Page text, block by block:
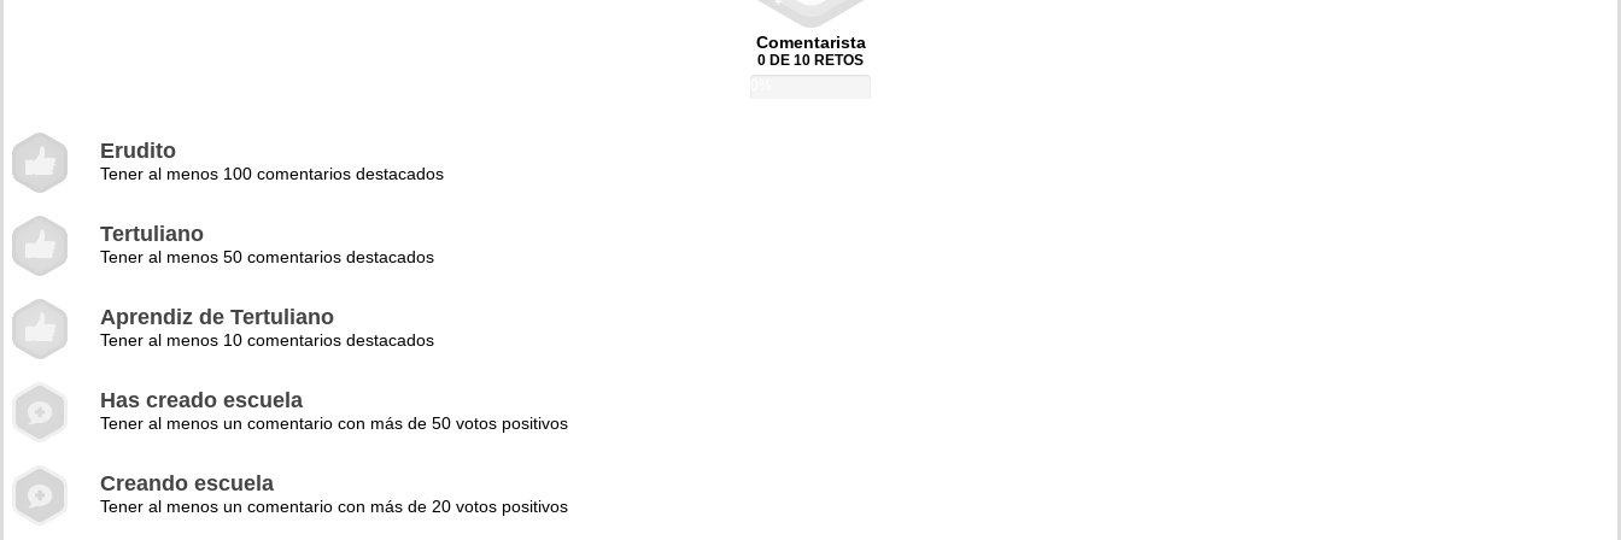
Comentarista
0 DE 10 RETOS
Erudito
Tener al menos 100 comentarios destacados
Tertuliano
Tener al menos 50 comentarios destacados
Aprendiz de Tertuliano
Tener al menos 10 comentarios destacados
Has creado escuela
Tener al menos un comentario con más de 50 votos positivos
Creando escuela
Tener al menos un comentario con más de 20 votos positivos